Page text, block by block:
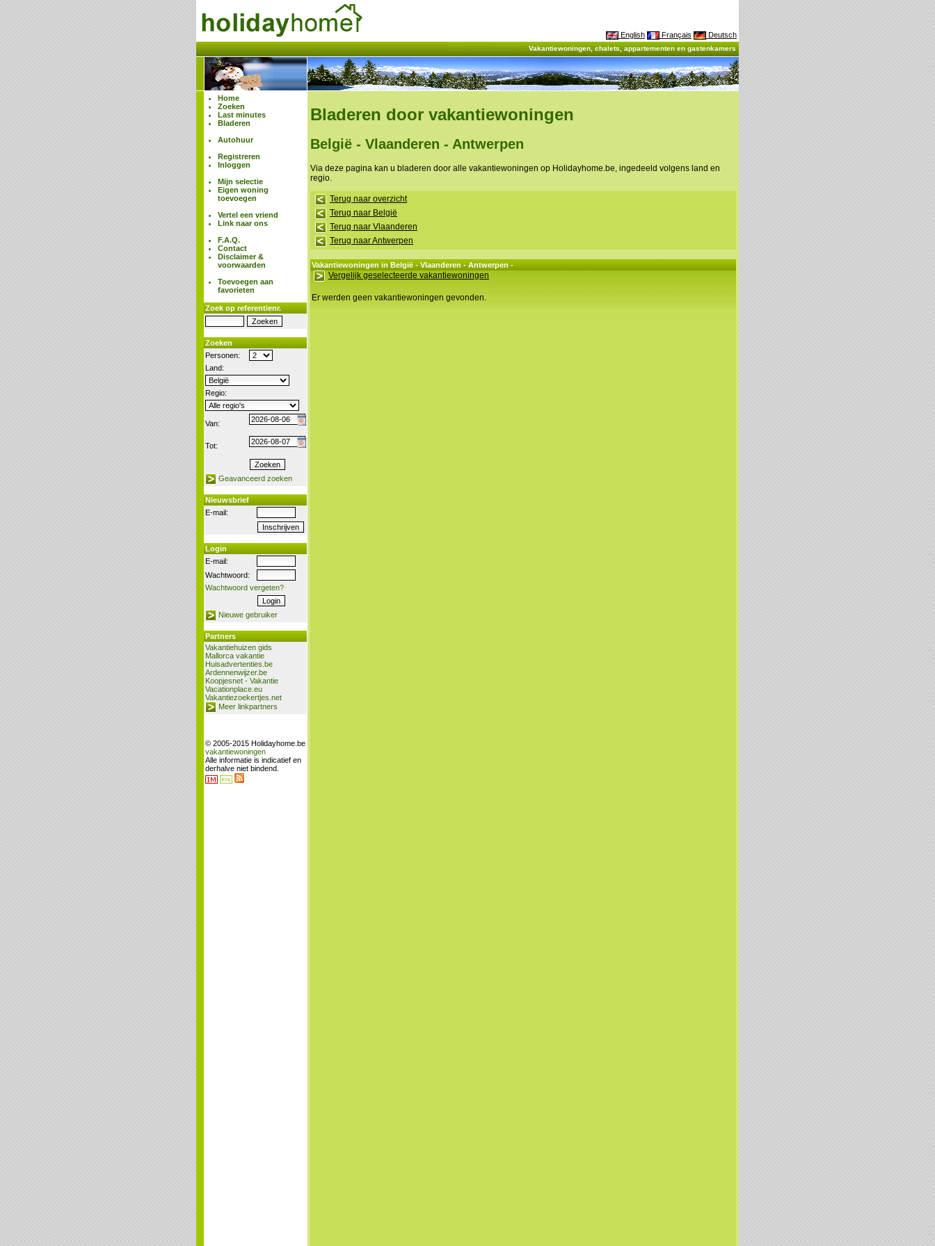
English Français Deutsch
Vakantiewoningen, chalets, appartementen en gastenkamers
Home
Zoeken
Last minutes
Bladeren
Autohuur
Registreren
Inloggen
Mijn selectie
Eigen woning
toevoegen
Vertel een vriend
Link naar ons
F.A.Q.
Contact
Disclaimer &
voorwaarden
Toevoegen aan
favorieten
Zoek op referentienr.
Zoeken
Personen:
Land:
Regio:
Van:
Tot:
Geavanceerd zoeken
Nieuwsbrief
E-mail:
Login
E-mail:
Wachtwoord:
Wachtwoord vergeten?
Nieuwe gebruiker
Partners
Vakantiehuizen gids
Mallorca vakantie
Huisadvertenties.be
Ardennenwijzer.be
Koopjesnet - Vakantie
Vacationplace.eu
Vakantiezoekertjes.net
Meer linkpartners
© 2005-2015 Holidayhome.be
vakantiewoningen
Alle informatie is indicatief en
derhalve niet bindend.
Bladeren door vakantiewoningen
België - Vlaanderen - Antwerpen
Via deze pagina kan u bladeren door alle vakantiewoningen op Holidayhome.be, ingedeeld volgens land en
regio.
Terug naar overzicht
Terug naar België
Terug naar Vlaanderen
Terug naar Antwerpen
Vakantiewoningen in België - Vlaanderen - Antwerpen -
Vergelijk geselecteerde vakantiewoningen
Er werden geen vakantiewoningen gevonden.